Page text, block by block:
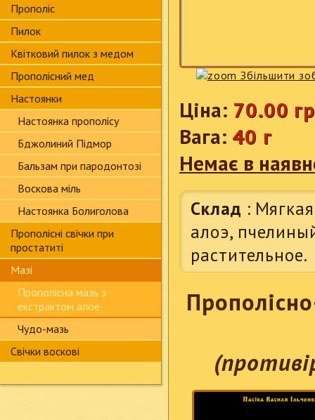
Прополіс
Пилок
Квітковий пилок з медом
Прополісний мед
Настоянки
Настоянка прополісу
Бджолиний Підмор
Бальзам при пародонтозі
Воскова міль
Настоянка Болиголова
Прополісні свічки при
простатиті
Мазі
Прополісна мазь з
екстрактом алое
Чудо-мазь
Свічки воскові
Збільшити
Ціна: 70.00
Вага: 40 г
Немає в
Склад :
алоэ,
растительное.